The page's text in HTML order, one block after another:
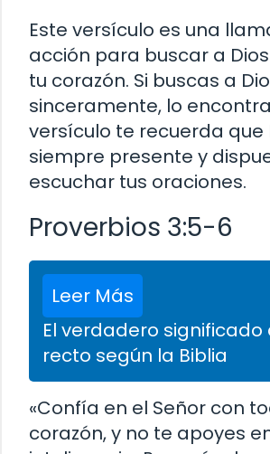
Este versículo es una
acción para buscar a
tu corazón. Si buscas a
sinceramente, lo
versículo te recuerda que
siempre presente y
escuchar tus oraciones.
Proverbios 3:5-6
Leer Más
El verdadero significado
recto según la Biblia
«Confía en el Señor con
corazón, y no te apoyes